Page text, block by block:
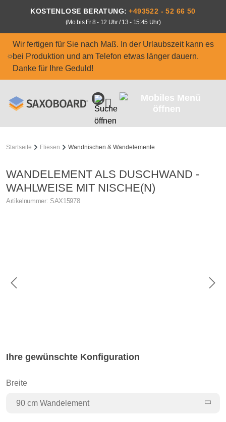
Zum Hauptinhalt springen
KOSTENLOSE BERATUNG: +493522 - 52 66 50
(Mo bis Fr 8 - 12 Uhr / 13 - 15:45 Uhr)
Wir fertigen für Sie nach Maß. In der Urlaubszeit kann es
bei Produktion und am Telefon etwas länger dauern.
Danke für Ihre Geduld!
Startseite Fliesen Wandnischen & Wandelemente
WANDELEMENT ALS DUSCHWAND -
WAHLWEISE MIT NISCHE(N)
Artikelnummer: SAX15978
Ihre gewünschte Konfiguration
Breite
90 cm Wandelement